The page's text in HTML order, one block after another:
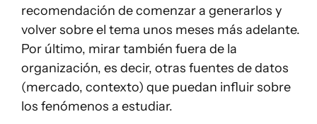
recomendación de comenzar a generarlos y
volver sobre el tema unos meses más adelante.
Por último, mirar también fuera de la
organización, es decir, otras fuentes de datos
(mercado, contexto) que puedan influir sobre
los fenómenos a estudiar.